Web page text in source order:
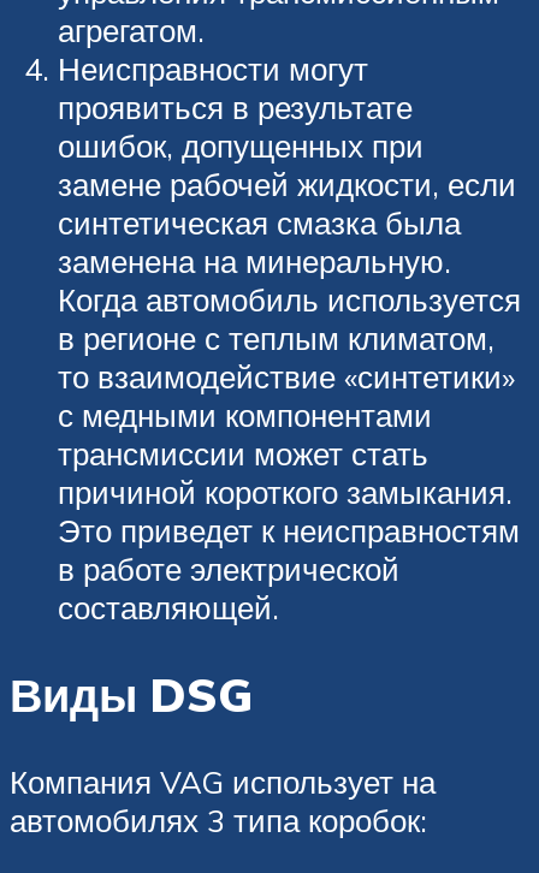
агрегатом.
Неисправности могут
проявиться в результате
ошибок, допущенных при
замене рабочей жидкости, если
синтетическая смазка была
заменена на минеральную.
Когда автомобиль используется
в регионе с теплым климатом,
то взаимодействие «синтетики»
с медными компонентами
трансмиссии может стать
причиной короткого замыкания.
Это приведет к неисправностям
в работе электрической
составляющей.
Виды DSG
Компания VAG использует на
автомобилях 3 типа коробок: